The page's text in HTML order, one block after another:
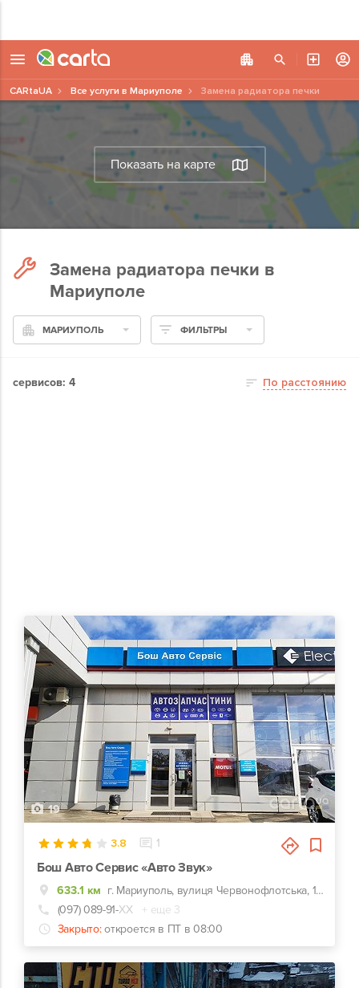
Показать на карте
CARtaUA Все услуги в Мариуполе Замена радиатора печки
Замена радиатора печки в
Мариуполе
МАРИУПОЛЬ ФИЛЬТРЫ
сервисов: 4 По расстоянию
19
3.8 1
Бош Авто Сервис «Авто Звук»
633.1 км
г. Мариуполь, вулиця Червонофлотська, 127а, Конечная троллейбуса №1
(097) 089-91-ХХ
+ еще 3
Закрыто: откроется в ПТ в 08:00